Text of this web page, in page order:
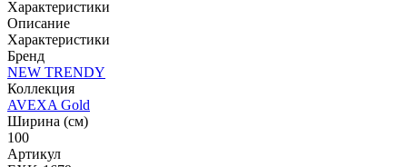
Характеристики
Описание
Характеристики
Бренд
NEW TRENDY
Коллекция
AVEXA Gold
Ширина (см)
100
Артикул